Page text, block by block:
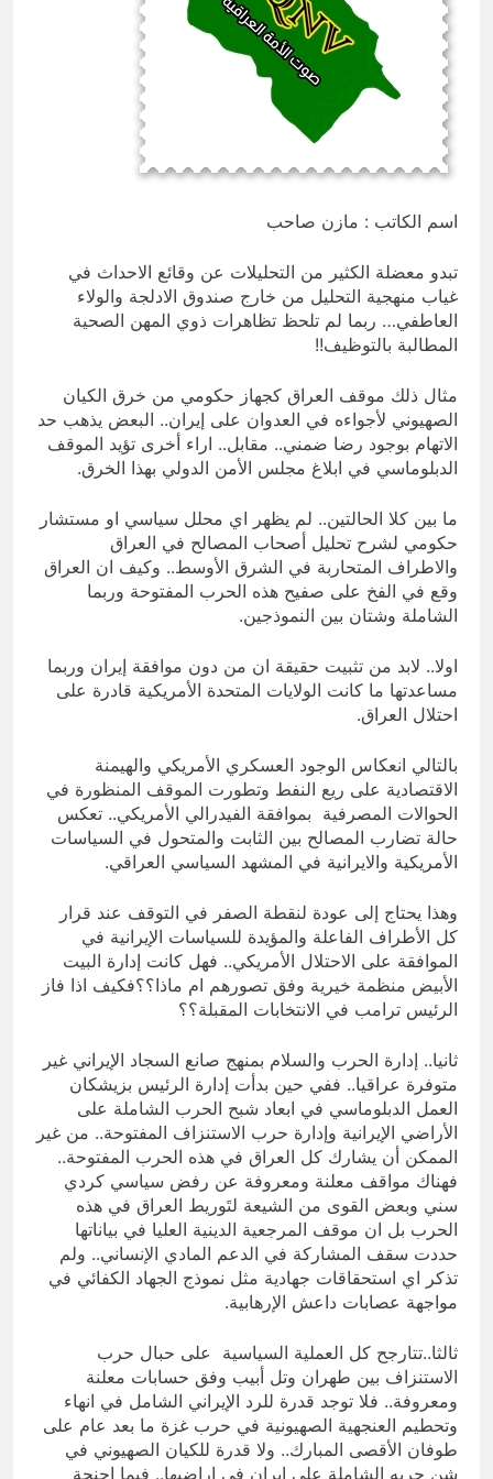
هندسة ردع جديدة في الشرق الأوسط ؟
14 ساعة Ago
خطب صلاة الجمعة (ح 26) (مفهوم
اسم الكاتب : مازن صاحب
تبدو معضلة الكثير من التحليلات عن وقائع الاحداث في
غياب منهجية التحليل من خارج صندوق الادلجة والولاء
العاطفي… ربما لم تلحظ تظاهرات ذوي المهن الصحية
المطالبة بالتوظيف!!
مثال ذلك موقف العراق كجهاز حكومي من خرق الكيان
الصهيوني لأجواءه في العدوان على إيران.. البعض يذهب حد
الاتهام بوجود رضا ضمني.. مقابل.. اراء أخرى تؤيد الموقف
الدبلوماسي في ابلاغ مجلس الأمن الدولي بهذا الخرق.
ما بين كلا الحالتين.. لم يظهر اي محلل سياسي او مستشار
حكومي لشرح تحليل أصحاب المصالح في العراق
والاطراف المتحاربة في الشرق الأوسط.. وكيف ان العراق
وقع في الفخ على صفيح هذه الحرب المفتوحة وربما
الشاملة وشتان بين النموذجين.
اولا.. لابد من تثبيت حقيقة ان من دون موافقة إيران وربما
مساعدتها ما كانت الولايات المتحدة الأمريكية قادرة على
احتلال العراق.
بالتالي انعكاس الوجود العسكري الأمريكي والهيمنة
الاقتصادية على ريع النفط وتطورت الموقف المنظورة في
الحوالات المصرفية بموافقة الفيدرالي الأمريكي.. تعكس
حالة تضارب المصالح بين الثابت والمتحول في السياسات
الأمريكية والايرانية في المشهد السياسي العراقي.
وهذا يحتاج إلى عودة لنقطة الصفر في التوقف عند قرار
كل الأطراف الفاعلة والمؤيدة للسياسات الإيرانية في
الموافقة على الاحتلال الأمريكي.. فهل كانت إدارة البيت
الأبيض منظمة خيرية وفق تصورهم ام ماذا؟؟فكيف اذا فاز
الرئيس ترامب في الانتخابات المقبلة؟؟
ثانيا.. إدارة الحرب والسلام بمنهج صانع السجاد الإيراني غير
متوفرة عراقيا.. ففي حين بدأت إدارة الرئيس بزيشكان
العمل الدبلوماسي في ابعاد شبح الحرب الشاملة على
الأراضي الإيرانية وإدارة حرب الاستنزاف المفتوحة.. من غير
الممكن أن يشارك كل العراق في هذه الحرب المفتوحة..
فهناك مواقف معلنة ومعروفة عن رفض سياسي كردي
سني وبعض القوى من الشيعة لتَوريط العراق في هذه
الحرب بل ان موقف المرجعية الدينية العليا في بياناتها
حددت سقف المشاركة في الدعم المادي الإنساني.. ولم
تذكر اي استحقاقات جهادية مثل نموذج الجهاد الكفائي في
مواجهة عصابات داعش الإرهابية.
ثالثا..تتارجح كل العملية السياسية على حبال حرب
الاستنزاف بين طهران وتل أبيب وفق حسابات معلنة
ومعروفة.. فلا توجد قدرة للرد الإيراني الشامل في انهاء
وتحطيم العنجهية الصهيونية في حرب غزة ما بعد عام على
طوفان الأقصى المبارك.. ولا قدرة للكيان الصهيوني في
شن حربه الشاملة على إيران في اراضيها.. فيما اجنحة